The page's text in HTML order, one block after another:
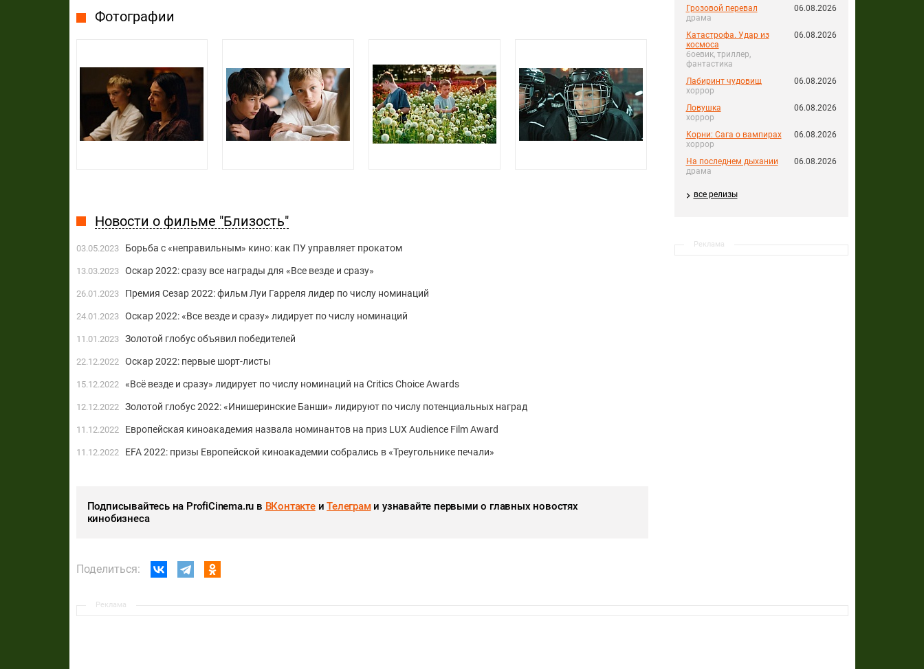
Грозовой перевал
драма
06.08.2026
Катастрофа. Удар из
космоса
боевик, триллер,
фантастика
06.08.2026
Лабиринт чудовищ
хоррор
06.08.2026
Ловушка
хоррор
06.08.2026
Корни: Сага о вампирах
хоррор
06.08.2026
На последнем дыхании
драма
06.08.2026
все релизы
Реклама
Фотографии
Новости о фильме "Близость"
03.05.2023 Борьба с «неправильным» кино: как ПУ управляет прокатом
13.03.2023 Оскар 2022: сразу все награды для «Все везде и сразу»
26.01.2023 Премия Сезар 2022: фильм Луи Гарреля лидер по числу номинаций
24.01.2023 Оскар 2022: «Все везде и сразу» лидирует по числу номинаций
11.01.2023 Золотой глобус объявил победителей
22.12.2022 Оскар 2022: первые шорт-листы
15.12.2022 «Всё везде и сразу» лидирует по числу номинаций на Critics Choice Awards
12.12.2022 Золотой глобус 2022: «Инишеринские Банши» лидируют по числу потенциальных наград
11.12.2022 Европейская киноакадемия назвала номинантов на приз LUX Audience Film Award
11.12.2022 EFA 2022: призы Европейской киноакадемии собрались в «Треугольнике печали»
Подписывайтесь на ProfiCinema.ru в ВКонтактеиТелеграми узнавайте первыми о главных новостях
кинобизнеса
Поделиться:
Реклама